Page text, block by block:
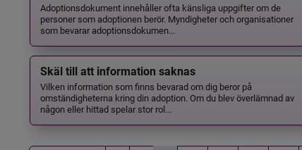
Adoptionsdokument innehåller ofta känsliga uppgifter om de
personer som adoptionen berör. Myndigheter och organisationer
som bevarar adoptionsdokumen...
Skäl till att information saknas
Vilken information som finns bevarad om dig beror på
omständigheterna kring din adoption. Om du blev överlämnad av
någon eller hittad spelar stor rol...